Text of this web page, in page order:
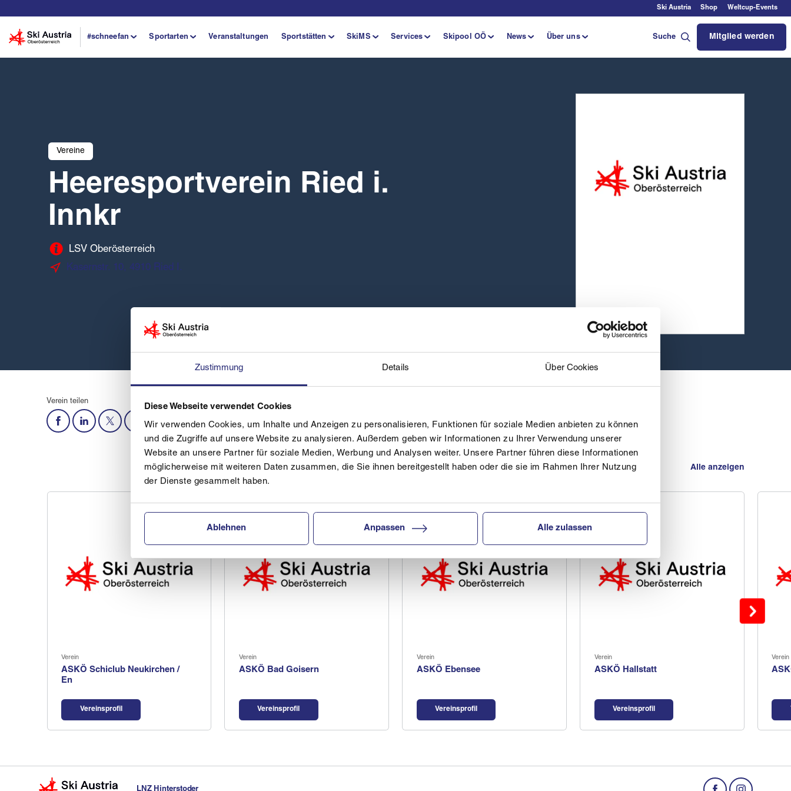
Zustimmung Details Über Cookies
Diese Webseite verwendet Cookies
Wir verwenden Cookies, um Inhalte und Anzeigen zu personalisieren, Funktionen für soziale Medien anbieten zu können
und die Zugriffe auf unsere Website zu analysieren. Außerdem geben wir Informationen zu Ihrer Verwendung unserer
Website an unsere Partner für soziale Medien, Werbung und Analysen weiter. Unsere Partner führen diese Informationen
möglicherweise mit weiteren Daten zusammen, die Sie ihnen bereitgestellt haben oder die sie im Rahmen Ihrer Nutzung
der Dienste gesammelt haben.
Ablehnen Anpassen Alle zulassen
Ski Austria Shop Weltcup-Events
#schneefan Sportarten Veranstaltungen Sportstätten SkiMS Services Skipool OÖ News Über uns Suche Mitglied werden
Vereine
Heeresportverein Ried i.
Innkr
LSV Oberösterreich
Kasernstr. 10, 4910 Ried I.
Verein teilen
Alle anzeigen
Verein
ASKÖ Schiclub Neukirchen /
En
Vereinsprofil
Verein
ASKÖ Bad Goisern
Vereinsprofil
Verein
ASKÖ Ebensee
Vereinsprofil
Verein
ASKÖ Hallstatt
Vereinsprofil
Verein
LNZ Hinterstoder